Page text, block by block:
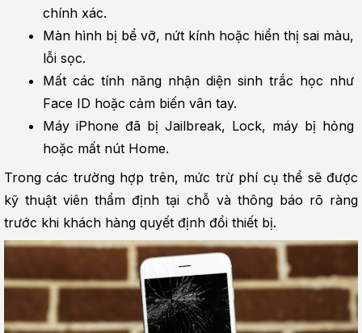
chính xác.
Màn hình bị bể vỡ, nứt kính hoặc hiển thị sai màu,
lỗi sọc.
Mất các tính năng nhận diện sinh trắc học như
Face ID hoặc cảm biến vân tay.
Máy iPhone đã bị Jailbreak, Lock, máy bị hỏng
hoặc mất nút Home.
Trong các trường hợp trên, mức trừ phí cụ thể sẽ được
kỹ thuật viên thẩm định tại chỗ và thông báo rõ ràng
trước khi khách hàng quyết định đổi thiết bị.